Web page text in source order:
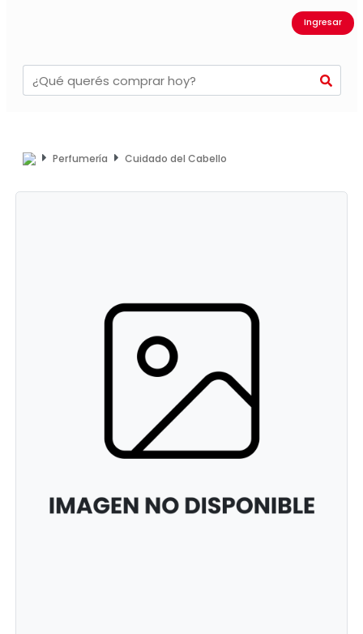
Ingresar
Perfumería Cuidado del Cabello